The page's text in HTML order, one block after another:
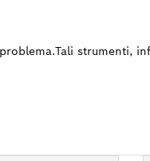
strumenti,